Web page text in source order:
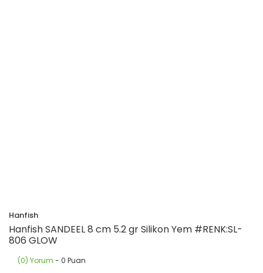
Hanfish
Hanfish SANDEEL 8 cm 5.2 gr Silikon Yem #RENK:SL-
806 GLOW
(0) Yorum - 0 Puan